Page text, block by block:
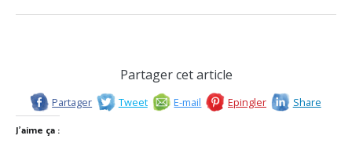
Partager cet article
Partager Tweet E-mail Epingler Share
J’aime ça :